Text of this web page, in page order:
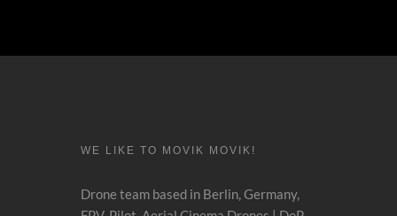
WE LIKE TO MOVIK MOVIK!
Drone team based in Berlin, Germany,